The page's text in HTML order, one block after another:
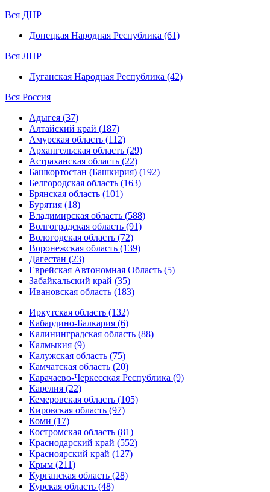
Вся ДНР
Донецкая Народная Республика (61)
Вся ЛНР
Луганская Народная Республика (42)
Вся Россия
Адыгея (37)
Алтайский край (187)
Амурская область (112)
Архангельская область (29)
Астраханская область (22)
Башкортостан (Башкирия) (192)
Белгородская область (163)
Брянская область (101)
Бурятия (18)
Владимирская область (588)
Волгоградская область (91)
Вологодская область (72)
Воронежская область (139)
Дагестан (23)
Еврейская Автономная Область (5)
Забайкальский край (35)
Ивановская область (183)
Иркутская область (132)
Кабардино-Балкария (6)
Калининградская область (88)
Калмыкия (9)
Калужская область (75)
Камчатская область (20)
Карачаево-Черкесская Республика (9)
Карелия (22)
Кемеровская область (105)
Кировская область (97)
Коми (17)
Костромская область (81)
Краснодарский край (552)
Красноярский край (127)
Крым (211)
Курганская область (28)
Курская область (48)